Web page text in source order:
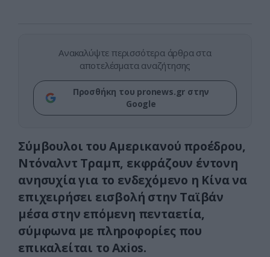
Ανακαλύψτε περισσότερα άρθρα στα
αποτελέσματα αναζήτησης
Προσθήκη του pronews.gr στην
Google
Σύμβουλοι του Αμερικανού προέδρου,
Ντόναλντ Τραμπ, εκφράζουν έντονη
ανησυχία για το ενδεχόμενο η Κίνα να
επιχειρήσει εισβολή στην Ταϊβάν
μέσα στην επόμενη πενταετία,
σύμφωνα με πληροφορίες που
επικαλείται το Axios.